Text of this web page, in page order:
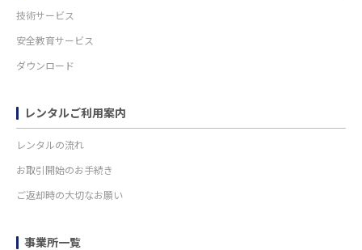
技術サービス
安全教育サービス
ダウンロード
レンタルご利用案内
レンタルの流れ
お取引開始のお手続き
ご返却時の大切なお願い
事業所一覧